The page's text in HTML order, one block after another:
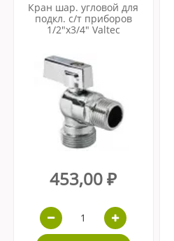
Кран шар. угловой для
подкл. с/т приборов
1/2"х3/4" Valtec
453,00 ₽